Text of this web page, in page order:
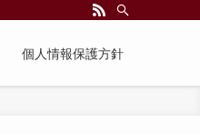
個人情報保護方針